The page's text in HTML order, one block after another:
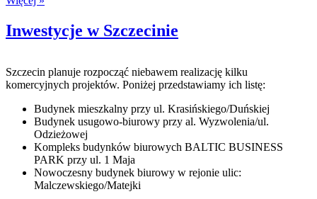
Inwestycje w Szczecinie
Szczecin planuje rozpocząć niebawem realizację kilku
komercyjnych projektów. Poniżej przedstawiamy ich listę:
Budynek mieszkalny przy ul. Krasińskiego/Duńskiej
Budynek usugowo-biurowy przy al. Wyzwolenia/ul.
Odzieżowej
Kompleks budynków biurowych BALTIC BUSINESS
PARK przy ul. 1 Maja
Nowoczesny budynek biurowy w rejonie ulic:
Malczewskiego/Matejki